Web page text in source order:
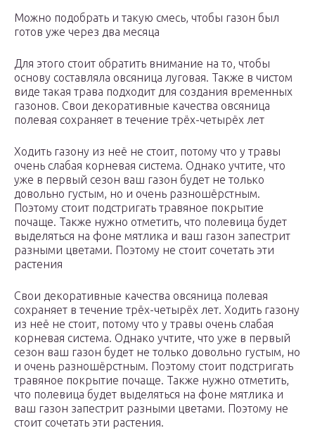
Можно подобрать и такую смесь, чтобы газон был
готов уже через два месяца
Для этого стоит обратить внимание на то, чтобы
основу составляла овсяница луговая. Также в чистом
виде такая трава подходит для создания временных
газонов. Свои декоративные качества овсяница
полевая сохраняет в течение трёх-четырёх лет
Ходить газону из неё не стоит, потому что у травы
очень слабая корневая система. Однако учтите, что
уже в первый сезон ваш газон будет не только
довольно густым, но и очень разношёрстным.
Поэтому стоит подстригать травяное покрытие
почаще. Также нужно отметить, что полевица будет
выделяться на фоне мятлика и ваш газон запестрит
разными цветами. Поэтому не стоит сочетать эти
растения
Свои декоративные качества овсяница полевая
сохраняет в течение трёх-четырёх лет. Ходить газону
из неё не стоит, потому что у травы очень слабая
корневая система. Однако учтите, что уже в первый
сезон ваш газон будет не только довольно густым, но
и очень разношёрстным. Поэтому стоит подстригать
травяное покрытие почаще. Также нужно отметить,
что полевица будет выделяться на фоне мятлика и
ваш газон запестрит разными цветами. Поэтому не
стоит сочетать эти растения.